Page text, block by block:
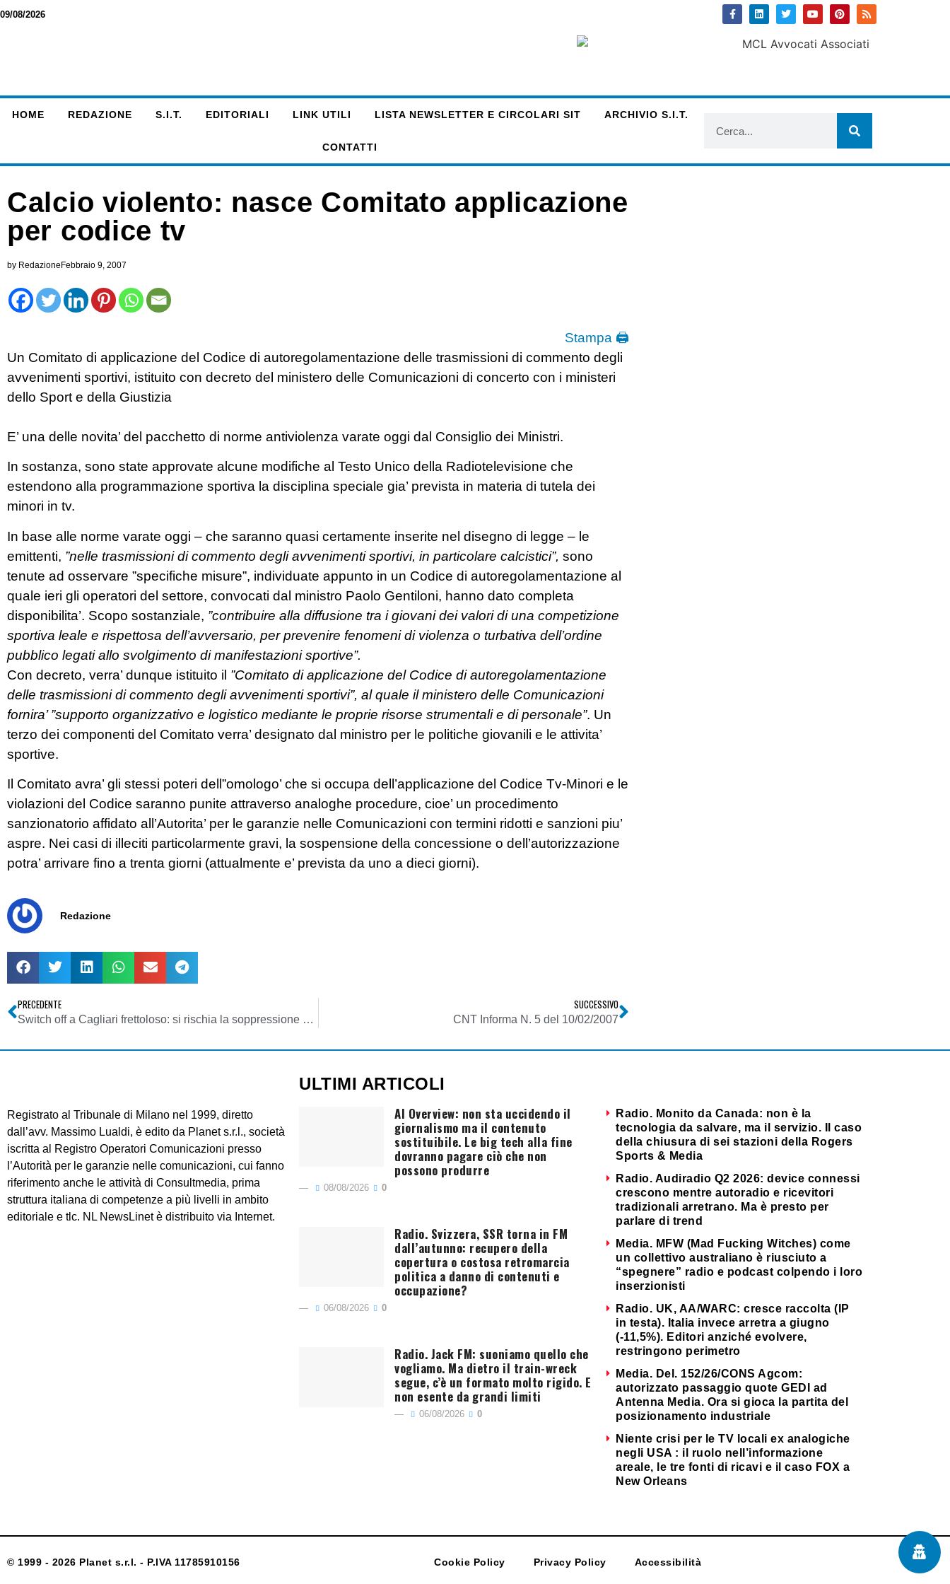
09/08/2026
HOME REDAZIONE S.I.T. EDITORIALI LINK UTILI LISTA NEWSLETTER E CIRCOLARI SIT ARCHIVIO S.I.T.
CONTATTI
Calcio violento: nasce Comitato applicazione
per codice tv
by Redazione Febbraio 9, 2007
Stampa 🖨
Un Comitato di applicazione del Codice di autoregolamentazione delle trasmissioni di commento degli
avvenimenti sportivi, istituito con decreto del ministero delle Comunicazioni di concerto con i ministeri
dello Sport e della Giustizia
E’ una delle novita’ del pacchetto di norme antiviolenza varate oggi dal Consiglio dei Ministri.
In sostanza, sono state approvate alcune modifiche al Testo Unico della Radiotelevisione che
estendono alla programmazione sportiva la disciplina speciale gia’ prevista in materia di tutela dei
minori in tv.
In base alle norme varate oggi – che saranno quasi certamente inserite nel disegno di legge – le
emittenti, ”nelle trasmissioni di commento degli avvenimenti sportivi, in particolare calcistici”, sono
tenute ad osservare ”specifiche misure”, individuate appunto in un Codice di autoregolamentazione al
quale ieri gli operatori del settore, convocati dal ministro Paolo Gentiloni, hanno dato completa
disponibilita’. Scopo sostanziale, ”contribuire alla diffusione tra i giovani dei valori di una competizione
sportiva leale e rispettosa dell’avversario, per prevenire fenomeni di violenza o turbativa dell’ordine
pubblico legati allo svolgimento di manifestazioni sportive”.
Con decreto, verra’ dunque istituito il ”Comitato di applicazione del Codice di autoregolamentazione
delle trasmissioni di commento degli avvenimenti sportivi”, al quale il ministero delle Comunicazioni
fornira’ ”supporto organizzativo e logistico mediante le proprie risorse strumentali e di personale”. Un
terzo dei componenti del Comitato verra’ designato dal ministro per le politiche giovanili e le attivita’
sportive.
Il Comitato avra’ gli stessi poteri dell”omologo’ che si occupa dell’applicazione del Codice Tv-Minori e le
violazioni del Codice saranno punite attraverso analoghe procedure, cioe’ un procedimento
sanzionatorio affidato all’Autorita’ per le garanzie nelle Comunicazioni con termini ridotti e sanzioni piu’
aspre. Nei casi di illeciti particolarmente gravi, la sospensione della concessione o dell’autorizzazione
potra’ arrivare fino a trenta giorni (attualmente e’ prevista da uno a dieci giorni).
Redazione
PRECEDENTE
Switch off a Cagliari frettoloso: si rischia la soppressione del servizio universale
SUCCESSIVO
CNT Informa N. 5 del 10/02/2007
Registrato al Tribunale di Milano nel 1999, diretto
dall’avv. Massimo Lualdi, è edito da Planet s.r.l., società
iscritta al Registro Operatori Comunicazioni presso
l’Autorità per le garanzie nelle comunicazioni, cui fanno
riferimento anche le attività di Consultmedia, prima
struttura italiana di competenze a più livelli in ambito
editoriale e tlc. NL NewsLinet è distribuito via Internet.
ULTIMI ARTICOLI
AI Overview: non sta uccidendo il
giornalismo ma il contenuto
sostituibile. Le big tech alla fine
dovranno pagare ciò che non
possono produrre
08/08/2026 0
Radio. Svizzera, SSR torna in FM
dall’autunno: recupero della
copertura o costosa retromarcia
politica a danno di contenuti e
occupazione?
06/08/2026 0
Radio. Jack FM: suoniamo quello che
vogliamo. Ma dietro il train-wreck
segue, c’è un formato molto rigido. E
non esente da grandi limiti
06/08/2026 0
Radio. Monito da Canada: non è la
tecnologia da salvare, ma il servizio. Il caso
della chiusura di sei stazioni della Rogers
Sports & Media
Radio. Audiradio Q2 2026: device connessi
crescono mentre autoradio e ricevitori
tradizionali arretrano. Ma è presto per
parlare di trend
Media. MFW (Mad Fucking Witches) come
un collettivo australiano è riusciuto a
“spegnere” radio e podcast colpendo i loro
inserzionisti
Radio. UK, AA/WARC: cresce raccolta (IP
in testa). Italia invece arretra a giugno
(-11,5%). Editori anziché evolvere,
restringono perimetro
Media. Del. 152/26/CONS Agcom:
autorizzato passaggio quote GEDI ad
Antenna Media. Ora si gioca la partita del
posizionamento industriale
Niente crisi per le TV locali ex analogiche
negli USA : il ruolo nell’informazione
areale, le tre fonti di ricavi e il caso FOX a
New Orleans
© 1999 - 2026 Planet s.r.l. - P.IVA 11785910156 Cookie Policy Privacy Policy Accessibilità